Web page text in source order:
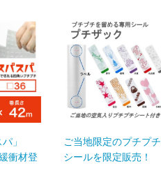
」
衝材登
ご当地限定のプチプチ
シールを限定販売！